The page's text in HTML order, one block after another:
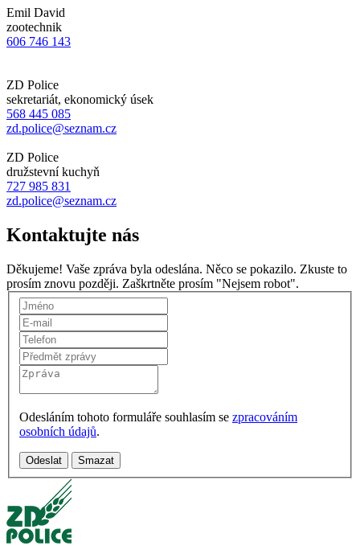
Emil David
zootechnik
606 746 143
ZD Police
sekretariát, ekonomický úsek
568 445 085
zd.police@seznam.cz
ZD Police
družstevní kuchyň
727 985 831
zd.police@seznam.cz
Kontaktujte nás
Děkujeme! Vaše zpráva byla odeslána. Něco se pokazilo. Zkuste to
prosím znovu později. Zaškrtněte prosím "Nejsem robot".
Odesláním tohoto formuláře souhlasím se zpracováním
osobních údajů.
Odeslat Smazat